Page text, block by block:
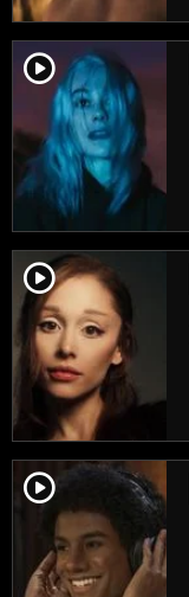
player2
player2
player2